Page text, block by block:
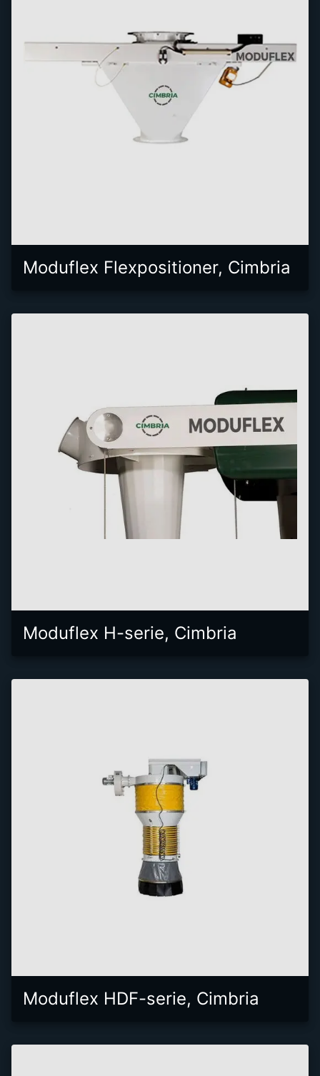
Moduflex Flexpositioner, Cimbria
Moduflex H-serie, Cimbria
Moduflex HDF-serie, Cimbria